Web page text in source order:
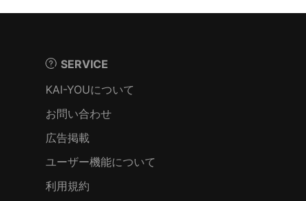
SERVICE
KAI-YOUについて
お問い合わせ
広告掲載
ユーザー機能について
利用規約